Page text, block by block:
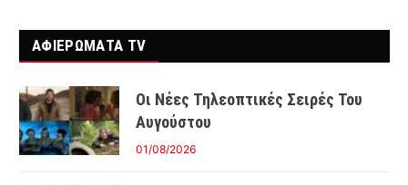
ΑΦΙΕΡΩΜΑΤΑ TV
Οι Νέες Τηλεοπτικές Σειρές Του
Αυγούστου
01/08/2026